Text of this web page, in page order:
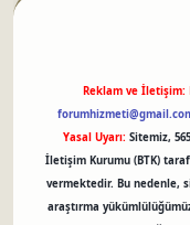
Reklam ve İletişim:
Yasal Uyarı: Sitemiz,
İletişim Kurumu (BTK)
vermektedir. Bu nedenle,
araştırma